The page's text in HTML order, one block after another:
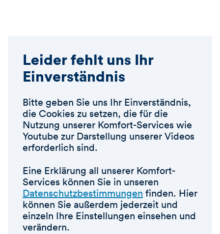
Leider fehlt uns Ihr
Einverständnis
Bitte geben Sie uns Ihr Einverständnis,
die Cookies zu setzen, die für die
Nutzung unserer Komfort-Services wie
Youtube zur Darstellung unserer Videos
erforderlich sind.
Eine Erklärung all unserer Komfort-
Services können Sie in unseren
Datenschutzbestimmungen finden. Hier
können Sie außerdem jederzeit und
einzeln Ihre Einstellungen einsehen und
verändern.